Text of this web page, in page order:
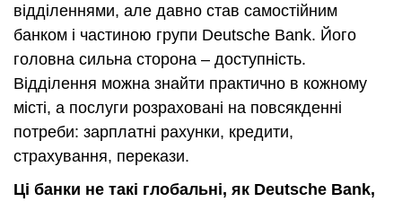
відділеннями, але давно став самостійним
банком і частиною групи Deutsche Bank. Його
головна сильна сторона – доступність.
Відділення можна знайти практично в кожному
місті, а послуги розраховані на повсякденні
потреби: зарплатні рахунки, кредити,
страхування, перекази.
Ці банки не такі глобальні, як Deutsche Bank,